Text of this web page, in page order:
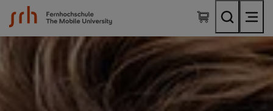
SRH Fernhochschule - The Mobile University